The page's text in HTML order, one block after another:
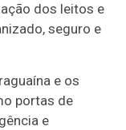
dos leitos e
seguro e
e os
portas de
e